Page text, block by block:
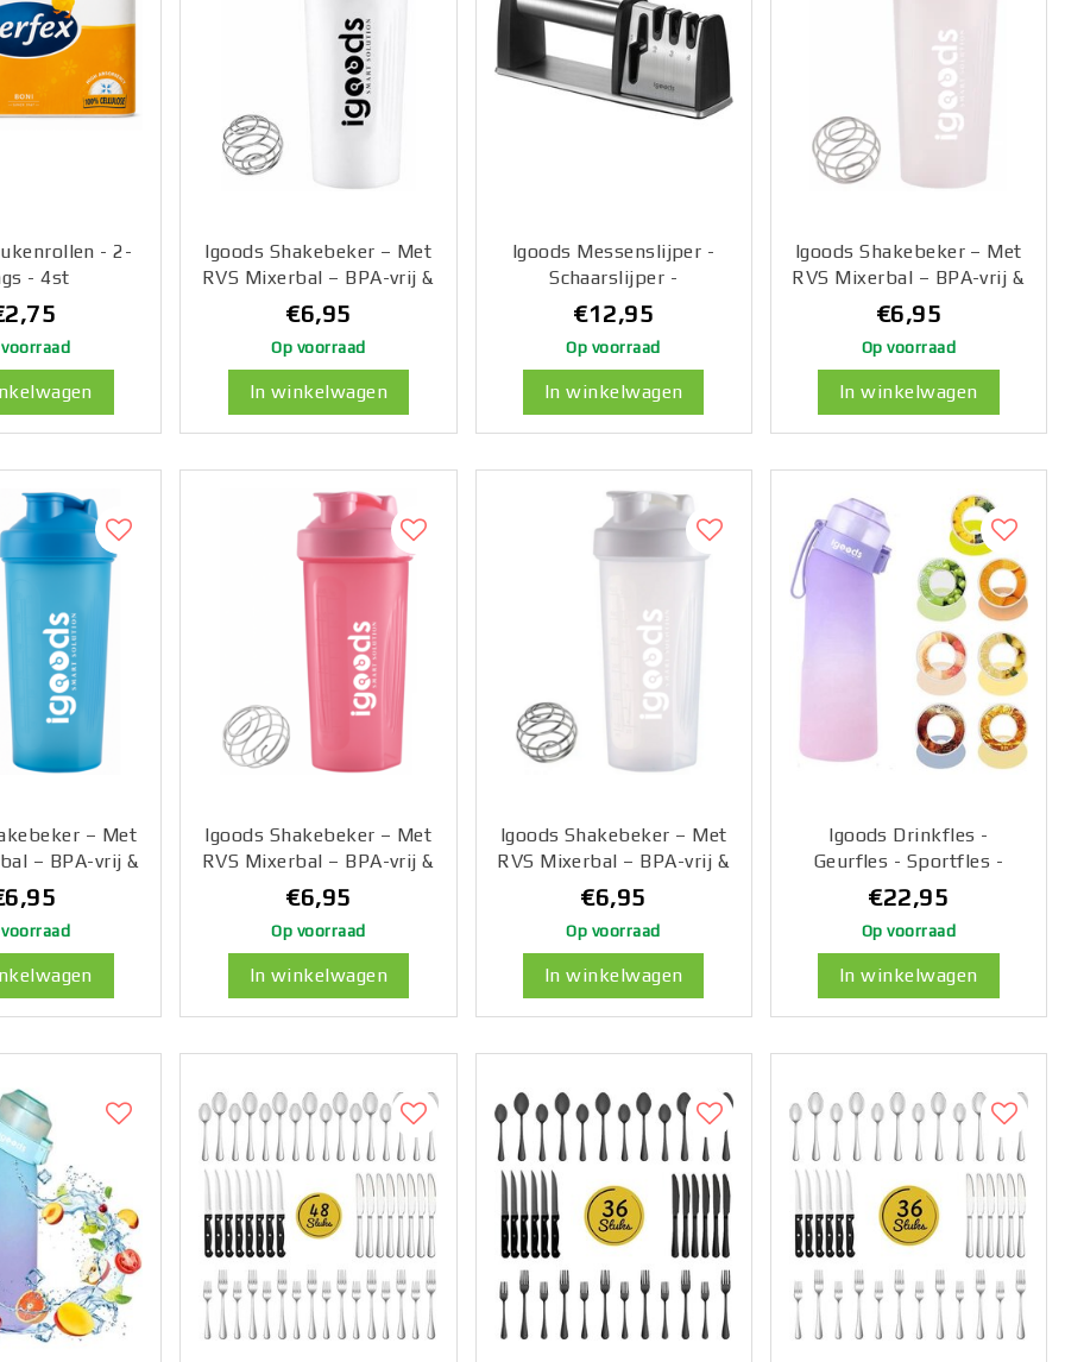
- 2-
- 4st
voorraad
Igoods Shakebeker – Met
RVS Mixerbal – BPA-vrij &
Lekvrij – Shaker voor
Proteïne Shakes,
Smoothies & Sportvoeding
– Fitness Shake Cup –
600ml – Wit
€6,95
Op voorraad
In winkelwagen
Igoods Messenslijper -
Schaarslijper -
Professionele
Messenslijper - Voor
Messen en Scharen - Met
Handvat - Anti-slip -
Diamant Coating
€12,95
Op voorraad
In winkelwagen
Igoods Shakebeker – Met
RVS Mixerbal – BPA-vrij &
Lekvrij – Shaker voor
Proteïne Shakes,
Smoothies & Sportvoeding
– Fitness Shake Cup –
600ml – Rosé/Wit
€6,95
Op voorraad
In winkelwagen
– Met
– BPA-vrij &
Shaker voor
Shakes,
& Sportvoeding
Shake Cup –
– Blauw
voorraad
Igoods Shakebeker – Met
RVS Mixerbal – BPA-vrij &
Lekvrij – Shaker voor
Proteïne Shakes,
Smoothies & Sportvoeding
– Fitness Shake Cup –
600ml – Rosé
€6,95
Op voorraad
In winkelwagen
Igoods Shakebeker – Met
RVS Mixerbal – BPA-vrij &
Lekvrij – Shaker voor
Proteïne Shakes,
Smoothies & Sportvoeding
– Fitness Shake Cup –
600ml – Wit
€6,95
Op voorraad
In winkelwagen
Igoods Drinkfles -
Geurfles - Sportfles -
Waterfles Met Smaak -
Smaak Op Basis Van Geur
- 650ML - BPA Vrij -
Inclusief 7 Smaken -
Paars/Roze
€22,95
Op voorraad
In winkelwagen